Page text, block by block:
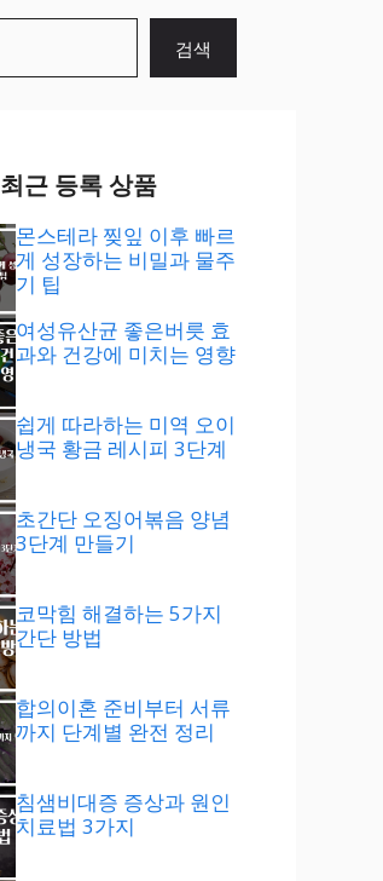
검색
최근 등록 상품
몬스테라 찢잎 이후 빠르
게 성장하는 비밀과 물주
기 팁
여성유산균 좋은버릇 효
과와 건강에 미치는 영향
쉽게 따라하는 미역 오이
냉국 황금 레시피 3단계
초간단 오징어볶음 양념
3단계 만들기
코막힘 해결하는 5가지
간단 방법
합의이혼 준비부터 서류
까지 단계별 완전 정리
침샘비대증 증상과 원인
치료법 3가지